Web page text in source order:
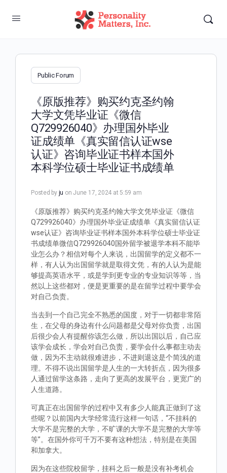
Public Forum
《原版推荐》购买约克圣约翰
大学文凭毕业证《微信
Q729926040》办理国外毕业
证成绩单《真实留信认证wse
认证》咨询毕业证书样本国外
本科学位硕士毕业证书成绩单
Posted by ju on June 17, 2024 at 5:59 am
《原版推荐》购买约克圣约翰大学文凭毕业证《微信
Q729926040》办理国外毕业证成绩单《真实留信认证
wse认证》咨询毕业证书样本国外本科学位硕士毕业证
书成绩单微信Q729926040国外留学被退学本科不能毕
业怎么办？相信对每个人来说，出国留学的定义都不一
样，有人认为出国留学就是取得文凭，有的人认为是能
够提高英语水平，或是学到更专业的专业知识等等，当
然以上这些都对，便是更重要的是在留学过程中要学会
对自己负责。
当去到一个自己完全不熟悉的国度，对于一切都非常陌
生，在父母的身边有什么问题都是父母对你负责，出国
后很少会人有提醒你该怎么做，所以出国以后，自己应
该学会成长，学会对自己负责，要学会什么事都主动去
做，因为不主动就很难进步，不进则退这是个简浅的道
理。不得不说出国留学是人生的一大转折点，因为很多
人通过留学这条路，走向了更高的发展平台，更宽广的
人生道路。
可真正在出国留学的过程中又有多少人能真正做到了这
些呢？以前国内大学经常流行这样一句话，“不挂科的
大学不是完整的大学，不旷课的大学不是完整的大学等
等”。在国外你可千万不要有这种想法，特别是在美国
和加拿大。
因为在这些院校留学，挂科之后一般是没有补考机会